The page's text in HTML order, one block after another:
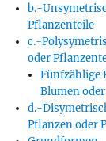
b.-
Pflanzenteile
c.-
oder
Fünfzählige
Blumen
d.-
Pflanzen oder